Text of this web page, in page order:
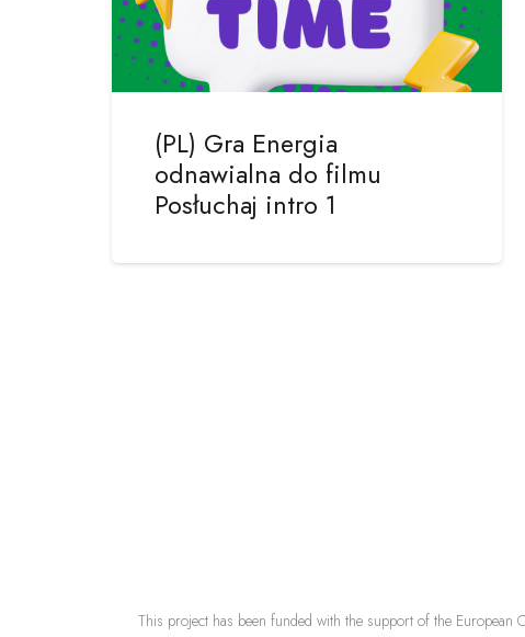
(PL) Gra Energia
odnawialna do filmu
Posłuchaj intro 1
This project has been funded with the support of the